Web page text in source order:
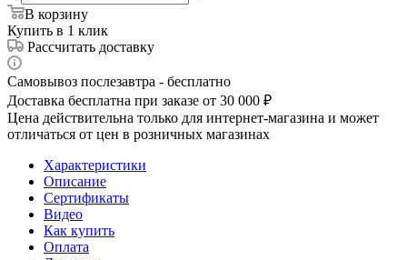
В корзину
Купить в 1 клик
Рассчитать доставку
Самовывоз послезавтра - бесплатно
Доставка бесплатна при заказе от 30 000 ₽
Цена действительна только для интернет-магазина и может
отличаться от цен в розничных магазинах
Характеристики
Описание
Сертификаты
Видео
Как купить
Оплата